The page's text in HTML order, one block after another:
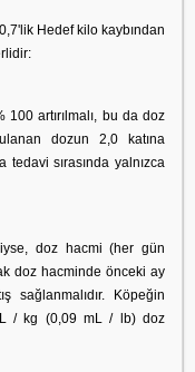
Hedef kilo kaybından
artırılmalı, bu da doz
dozun 2,0 katına
tedavi sırasında yalnızca
doz hacmi (her gün
doz hacminde önceki ay
sağlanmalıdır. Köpeğin
/ kg (0,09 mL / lb) doz